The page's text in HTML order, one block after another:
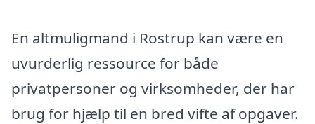
En altmuligmand i Rostrup kan være en
uvurderlig ressource for både
privatpersoner og virksomheder, der har
brug for hjælp til en bred vifte af opgaver.